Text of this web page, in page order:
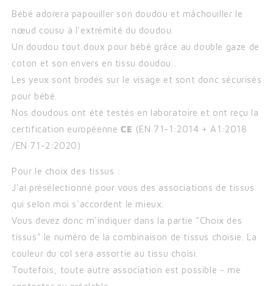
Bébé adorera papouiller son doudou et mâchouiller le
nœud cousu à l'extrémité du doudou.
Un doudou tout doux pour bébé grâce au double gaze de
coton et son envers en tissu doudou .
Les yeux sont brodés sur le visage et sont donc sécurisés
pour bébé.
Nos doudous ont été testés en laboratoire et ont reçu la
certification européenne CE (EN 71-1:2014 + A1:2018
/EN 71-2:2020)
Pour le choix des tissus :
J'ai présélectionné pour vous des associations de tissus
qui selon moi s'accordent le mieux.
Vous devez donc m'indiquer dans la partie "Choix des
tissus" le numéro de la combinaison de tissus choisie. La
couleur du col sera assortie au tissu choisi.
Toutefois, toute autre association est possible - me